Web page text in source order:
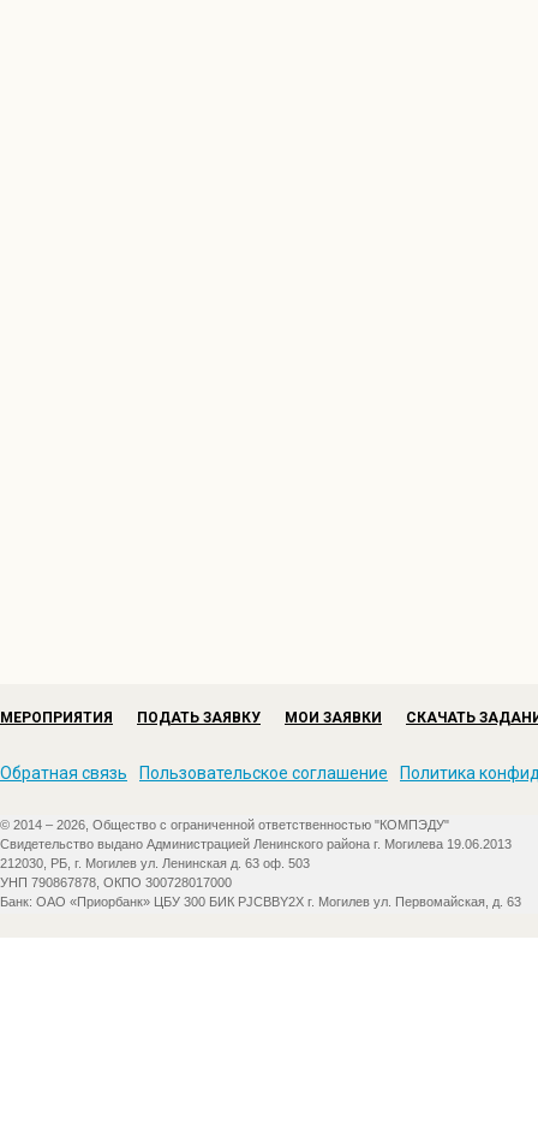
МЕРОПРИЯТИЯ ПОДАТЬ ЗАЯВКУ МОИ ЗАЯВКИ СКАЧАТЬ
Обратная связь Пользовательское соглашение Политика
© 2014 – 2026, Общество с ограниченной ответственностью "КОМПЭДУ"
Свидетельство выдано Администрацией Ленинского района г. Могилева 19.06.2013
212030, РБ, г. Могилев ул. Ленинская д. 63 оф. 503
УНП 790867878, ОКПО 300728017000
Банк: ОАО «Приорбанк» ЦБУ 300 БИК PJCBBY2X г. Могилев ул. Первомайская, д. 63